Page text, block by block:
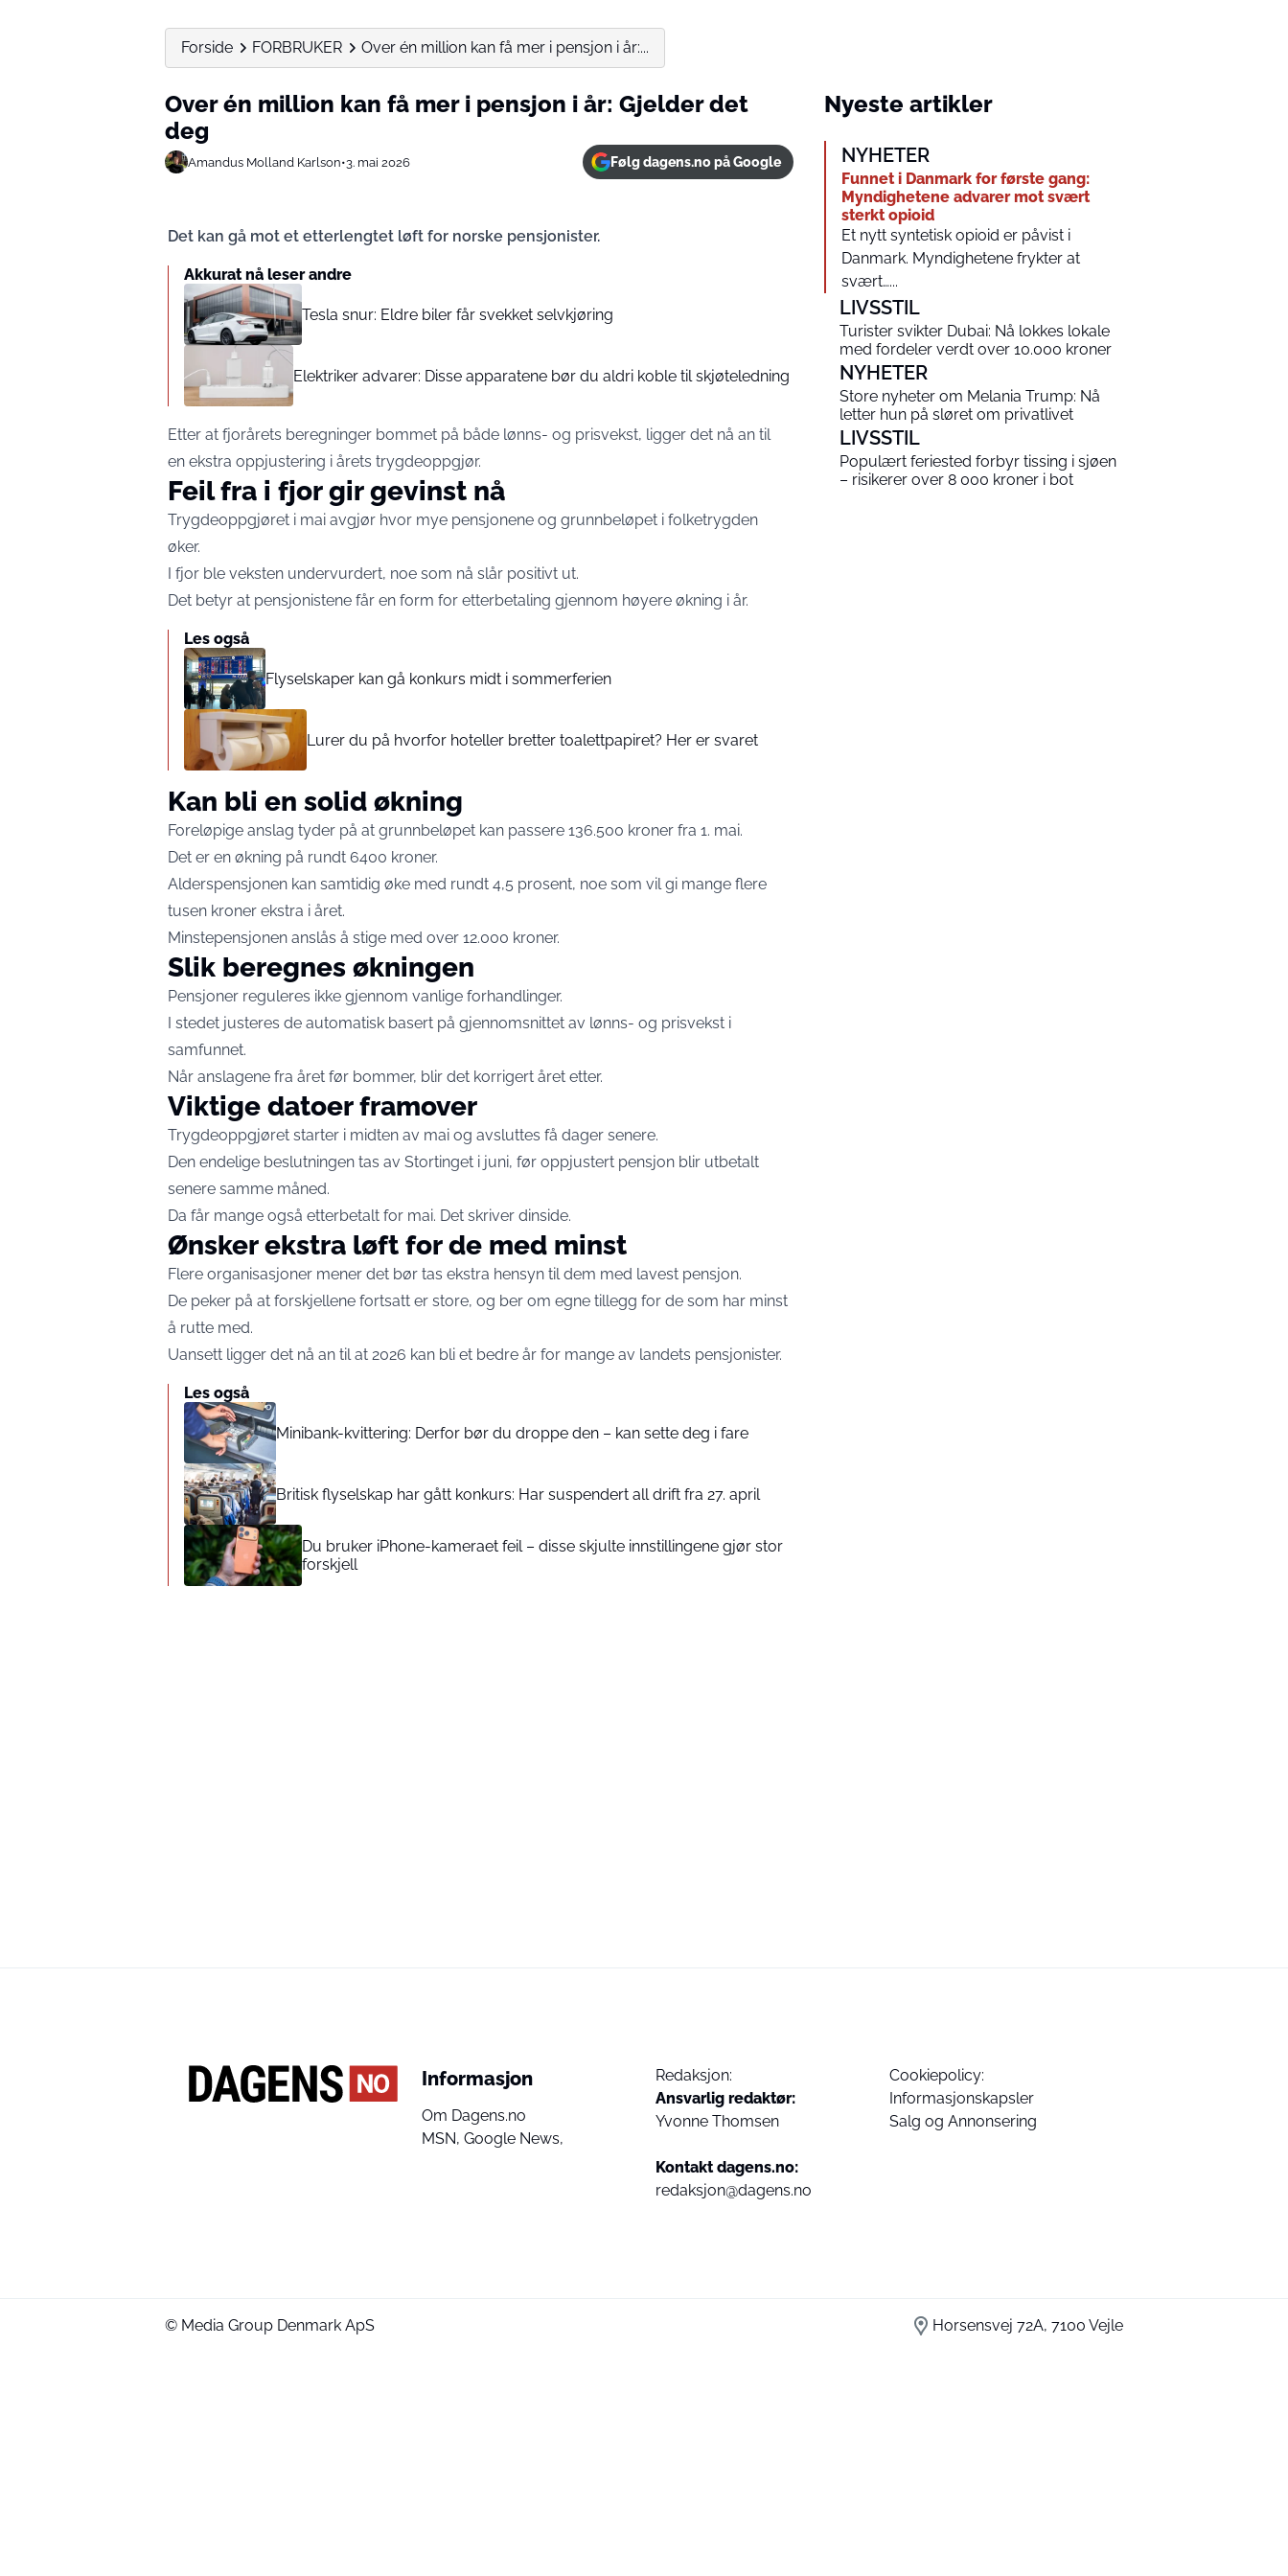
Forside FORBRUKER Over én million kan få mer i pensjon i år:...
Over én million kan få mer i pensjon i år: Gjelder det
deg
Amandus Molland Karlson•3. mai 2026 Følg dagens.no på Google
Det kan gå mot et etterlengtet løft for norske pensjonister.
Akkurat nå leser andre
Tesla snur: Eldre biler får svekket selvkjøring
Elektriker advarer: Disse apparatene bør du aldri koble til skjøteledning
Etter at fjorårets beregninger bommet på både lønns- og prisvekst, ligger det nå an til
en ekstra oppjustering i årets trygdeoppgjør.
Feil fra i fjor gir gevinst nå
Trygdeoppgjøret i mai avgjør hvor mye pensjonene og grunnbeløpet i folketrygden
øker.
I fjor ble veksten undervurdert, noe som nå slår positivt ut.
Det betyr at pensjonistene får en form for etterbetaling gjennom høyere økning i år.
Les også
Flyselskaper kan gå konkurs midt i sommerferien
Lurer du på hvorfor hoteller bretter toalettpapiret? Her er svaret
Kan bli en solid økning
Foreløpige anslag tyder på at grunnbeløpet kan passere 136.500 kroner fra 1. mai.
Det er en økning på rundt 6400 kroner.
Alderspensjonen kan samtidig øke med rundt 4,5 prosent, noe som vil gi mange flere
tusen kroner ekstra i året.
Minstepensjonen anslås å stige med over 12.000 kroner.
Slik beregnes økningen
Pensjoner reguleres ikke gjennom vanlige forhandlinger.
I stedet justeres de automatisk basert på gjennomsnittet av lønns- og prisvekst i
samfunnet.
Når anslagene fra året før bommer, blir det korrigert året etter.
Viktige datoer framover
Trygdeoppgjøret starter i midten av mai og avsluttes få dager senere.
Den endelige beslutningen tas av Stortinget i juni, før oppjustert pensjon blir utbetalt
senere samme måned.
Da får mange også etterbetalt for mai. Det skriver dinside.
Ønsker ekstra løft for de med minst
Flere organisasjoner mener det bør tas ekstra hensyn til dem med lavest pensjon.
De peker på at forskjellene fortsatt er store, og ber om egne tillegg for de som har minst
å rutte med.
Uansett ligger det nå an til at 2026 kan bli et bedre år for mange av landets pensjonister.
Les også
Minibank-kvittering: Derfor bør du droppe den – kan sette deg i fare
Britisk flyselskap har gått konkurs: Har suspendert all drift fra 27. april
Du bruker iPhone-kameraet feil – disse skjulte innstillingene gjør stor
forskjell
Nyeste artikler
NYHETER
Funnet i Danmark for første gang:
Myndighetene advarer mot svært
sterkt opioid
Et nytt syntetisk opioid er påvist i
Danmark. Myndighetene frykter at
svært…...
LIVSSTIL
Turister svikter Dubai: Nå lokkes lokale
med fordeler verdt over 10.000 kroner
NYHETER
Store nyheter om Melania Trump: Nå
letter hun på sløret om privatlivet
LIVSSTIL
Populært feriested forbyr tissing i sjøen
– risikerer over 8 000 kroner i bot
Informasjon
Om Dagens.no
MSN, Google News,
Redaksjon:
Ansvarlig redaktør:
Yvonne Thomsen
Kontakt dagens.no:
redaksjon@dagens.no
Cookiepolicy:
Informasjonskapsler
Salg og Annonsering
© Media Group Denmark ApS Horsensvej 72A, 7100 Vejle